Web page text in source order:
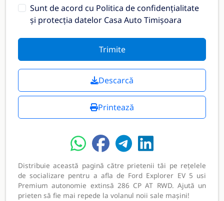
Sunt de acord cu Politica de confidențialitate
și protecția datelor Casa Auto Timișoara
Trimite
Descarcă
Printează
Distribuie această pagină către prietenii tăi pe rețelele
de socializare pentru a afla de Ford Explorer EV 5 usi
Premium autonomie extinsă 286 CP AT RWD. Ajută un
prieten să fie mai repede la volanul noii sale mașini!